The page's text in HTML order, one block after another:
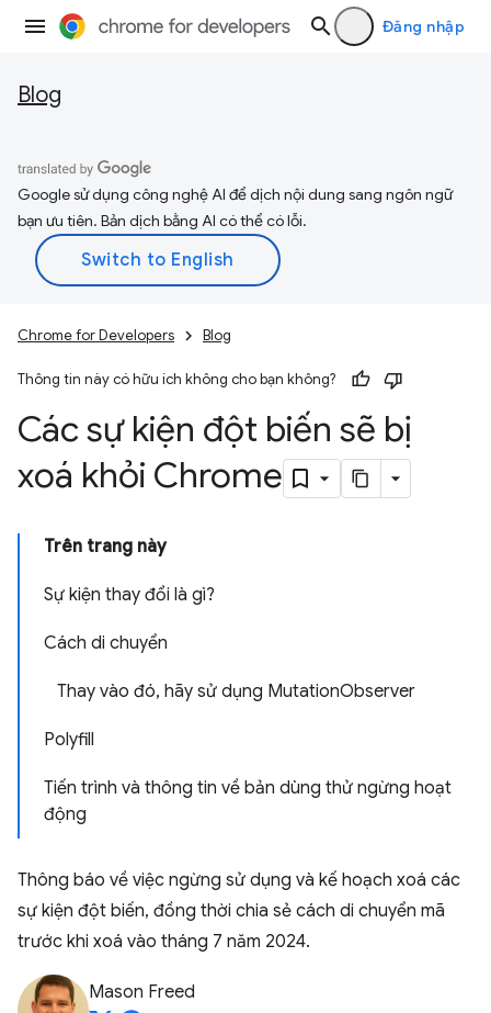
Đăng nhập
Blog
Google sử dụng công nghệ AI để dịch nội dung sang ngôn ngữ
bạn ưu tiên. Bản dịch bằng AI có thể có lỗi.
Chrome for Developers Blog
Thông tin này có hữu ích không cho bạn không?
Các sự kiện đột biến sẽ bị
xoá khỏi Chrome
Trên trang này
Sự kiện thay đổi là gì?
Cách di chuyển
Thay vào đó, hãy sử dụng MutationObserver
Polyfill
Tiến trình và thông tin về bản dùng thử ngừng hoạt
động
Thông báo về việc ngừng sử dụng và kế hoạch xoá các
sự kiện đột biến, đồng thời chia sẻ cách di chuyển mã
trước khi xoá vào tháng 7 năm 2024.
Mason Freed